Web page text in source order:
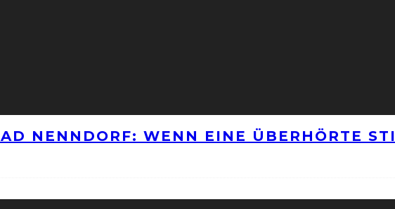
NENNDORF: WENN EINE ÜBERHÖRTE